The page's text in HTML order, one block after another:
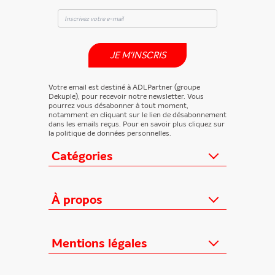
Catégories
Loisirs/Culture
TV/Vie pratique
À propos
Qui sommes-nous ?
Mentions légales
JE M'INSCRIS
Votre email est destiné à ADLPartner (groupe
Dekuple), pour recevoir notre newsletter. Vous
pourrez vous désabonner à tout moment,
notamment en cliquant sur le lien de désabonnement
dans les emails reçus. Pour en savoir plus cliquez sur
la politique de données personnelles.